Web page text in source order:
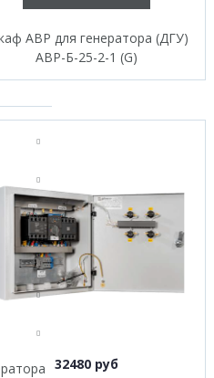
АВР для генератора (ДГУ)
АВР-Б-25-2-1 (G)
32480 руб